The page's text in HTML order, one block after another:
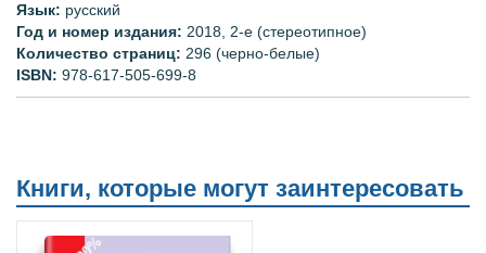
Язык: русский
Год и номер издания: 2018, 2-е (стереотипное)
Количество страниц: 296 (черно-белые)
ISBN: 978-617-505-699-8
Книги, которые могут заинтересовать